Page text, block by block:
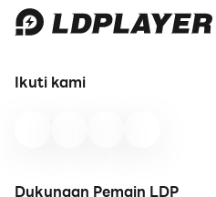
Ikuti kami
Dukungan Pemain LDP